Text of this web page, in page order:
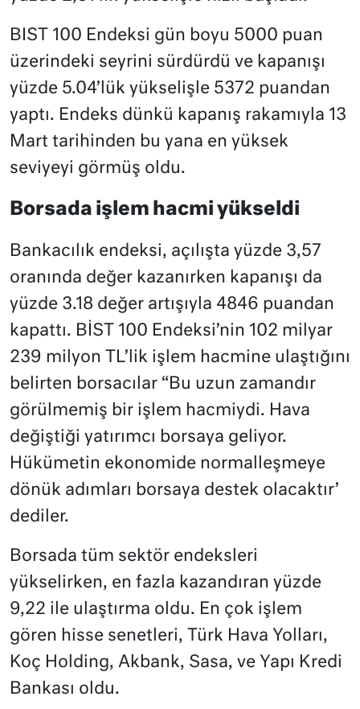
BIST 100 Endeksi gün boyu 5000 puan
üzerindeki seyrini sürdürdü ve kapanışı
yüzde 5.04’lük yükselişle 5372 puandan
yaptı. Endeks dünkü kapanış rakamıyla 13
Mart tarihinden bu yana en yüksek
seviyeyi görmüş oldu.
Borsada işlem hacmi yükseldi
Bankacılık endeksi, açılışta yüzde 3,57
oranında değer kazanırken kapanışı da
yüzde 3.18 değer artışıyla 4846 puandan
kapattı. BİST 100 Endeksi’nin 102 milyar
239 milyon TL’lik işlem hacmine ulaştığını
belirten borsacılar “Bu uzun zamandır
görülmemiş bir işlem hacmiydi. Hava
değiştiği yatırımcı borsaya geliyor.
Hükümetin ekonomide normalleşmeye
dönük adımları borsaya destek olacaktır’
dediler.
Borsada tüm sektör endeksleri
yükselirken, en fazla kazandıran yüzde
9,22 ile ulaştırma oldu. En çok işlem
gören hisse senetleri, Türk Hava Yolları,
Koç Holding, Akbank, Sasa, ve Yapı Kredi
Bankası oldu.